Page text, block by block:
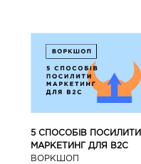
5 СПОСОБІВ ПОСИЛИТИ
МАРКЕТИНГ ДЛЯ В2С
ВОРКШОП